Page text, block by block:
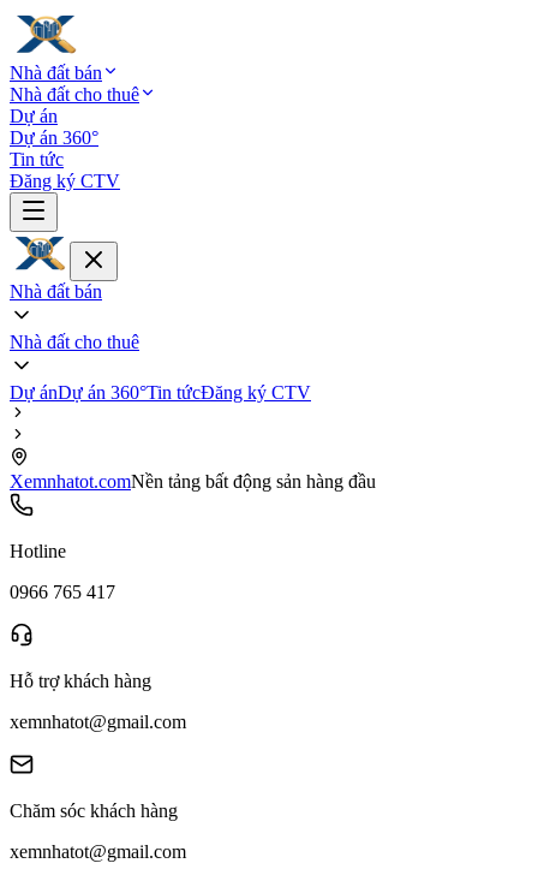
Nhà đất bán
Nhà đất cho thuê
Dự án
Dự án 360°
Tin tức
Đăng ký CTV
Nhà đất bán
Nhà đất cho thuê
Dự ánDự án 360°Tin tứcĐăng ký CTV
Xemnhatot.comNền tảng bất động sản hàng đầu
Hotline
0966 765 417
Hỗ trợ khách hàng
xemnhatot@gmail.com
Chăm sóc khách hàng
xemnhatot@gmail.com